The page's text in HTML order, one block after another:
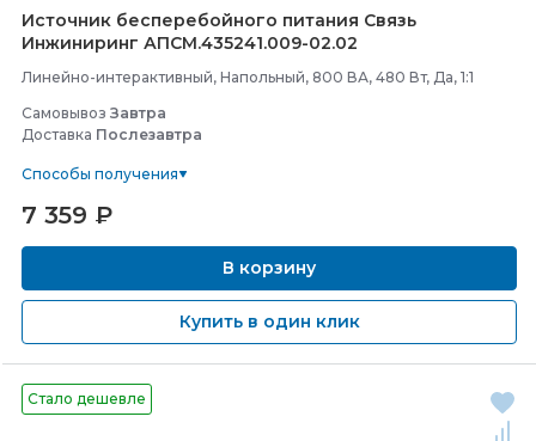
Источник бесперебойного питания Связь
Инжиниринг АПСМ.435241.009-02.02
Линейно-интерактивный, Напольный, 800 ВА, 480 Вт, Да, 1:1
Самовывоз Завтра
Доставка Послезавтра
Способы получения
7 359 ₽
В корзину
Купить в один клик
Стало дешевле